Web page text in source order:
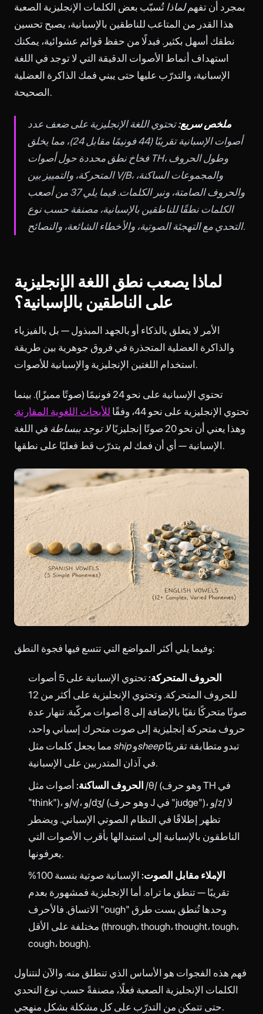
بمجرد أن تفهملماذا تُسبّب بعض الكلمات الإنجليزية الصعبة
هذا القدر من المتاعب للناطقين بالإسبانية، يصبح تحسين
نطقك أسهل بكثير. فبدلًا من حفظ قوائم عشوائية، يمكنك
استهداف أنماط الأصوات الدقيقة التي لا توجد في اللغة
الإسبانية، والتدرّب عليها حتى يبني فمك الذاكرة العضلية
الصحيحة.
ملخص سريع:تحتوي اللغة الإنجليزية على ضعف عدد
أصوات الإسبانية تقريبًا (44 فونيمًا مقابل 24)، مما يخلق
فخاخ نطق محددة حول أصوات TH، وطول الحروف
المتحركة، والتمييز بين V/B، والمجموعات الساكنة،
والحروف الصامتة، ونبر الكلمات. فيما يلي 37 من أصعب
الكلمات نطقًا للناطقين بالإسبانية، مصنفة حسب نوع
التحدي مع التهجئة الصوتية، والأخطاء الشائعة، والنصائح.
لماذا يصعب نطق اللغة الإنجليزية
على الناطقين بالإسبانية؟
الأمر لا يتعلق بالذكاء أو بالجهد المبذول — بل بالفيزياء
والذاكرة العضلية المتجذرة في فروق جوهرية بين طريقة
استخدام اللغتين الإنجليزية والإسبانية للأصوات.
تحتوي الإسبانية على نحو 24 فونيمًا (صوتًا مميزًا). بينما
تحتوي الإنجليزية على نحو 44، وفقًا
للأبحاث اللغوية المقارنة.
وهذا يعني أن نحو 20 صوتًا إنجليزيًا
لا توجد ببساطة في اللغة
الإسبانية — أي أن فمك لم يتدرّب قط فعليًا على نطقها.
وفيما يلي أكثر المواضع التي تتسع فيها فجوة النطق:
الحروف المتحركة:
تحتوي الإسبانية على 5 أصوات
للحروف المتحركة. وتحتوي الإنجليزية على أكثر من 12
صوتًا متحركًا نقيًا بالإضافة إلى 8 أصوات مركّبة. تنهار عدة
حروف متحركة إنجليزية إلى صوت متحرك إسباني واحد،
ship وsheepتبدو متطابقة تقريبًا
في آذان المتدربين على الإسبانية.
الحروف الساكنة: أصوات مثل /θ/ (وهو حرف TH في
"think")، و/v/، و/dʒ/ (وهو حرف J في "judge")، و/z/ لا
تظهر إطلاقًا في النظام الصوتي الإسباني. ويضطر
الناطقون بالإسبانية إلى استبدالها بأقرب الأصوات التي
يعرفونها.
الإملاء مقابل الصوت:
الإسبانية صوتية بنسبة 100%
تقريبًا — تنطق ما تراه. أما الإنجليزية فمشهورة بعدم
الاتساق. فالأحرف "ough" وحدها تُنطق بست طرق
مختلفة على الأقل (through، though، thought، tough،
cough، bough).
فهم هذه الفجوات هو الأساس الذي تنطلق منه. والآن لنتناول
الكلمات الإنجليزية الصعبة فعلًا، مصنفةً حسب نوع التحدي
حتى تتمكن من التدرّب على كل مشكلة بشكل منهجي.